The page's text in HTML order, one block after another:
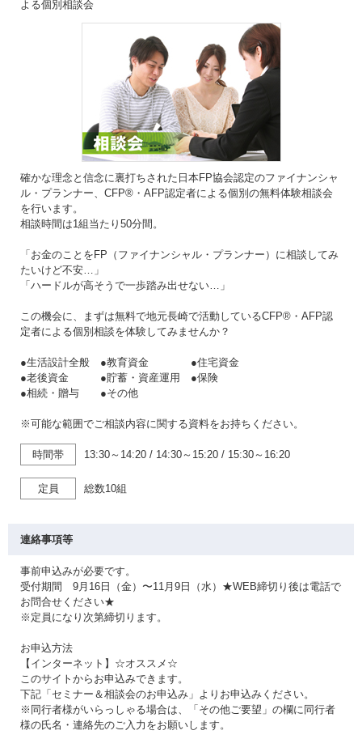
よる個別相談会
確かな理念と信念に裏打ちされた日本FP協会認定のファイナンシャ
ル・プランナー、CFP®・AFP認定者による個別の無料体験相談会
を行います。
相談時間は1組当たり50分間。
「お金のことをFP（ファイナンシャル・プランナー）に相談してみ
たいけど不安…」
「ハードルが高そうで一歩踏み出せない…」
この機会に、まずは無料で地元長崎で活動しているCFP®・AFP認
定者による個別相談を体験してみませんか？
●生活設計全般 ●教育資金 ●住宅資金
●老後資金 ●貯蓄・資産運用 ●保険
●相続・贈与 ●その他
※可能な範囲でご相談内容に関する資料をお持ちください。
時間帯 13:30～14:20 / 14:30～15:20 / 15:30～16:20
定員 総数10組
連絡事項等
事前申込みが必要です。
受付期間 9月16日（金）〜11月9日（水）★WEB締切り後は電話で
お問合せください★
※定員になり次第締切ります。
お申込方法
【インターネット】☆オススメ☆
このサイトからお申込みできます。
下記「セミナー＆相談会のお申込み」よりお申込みください。
※同行者様がいらっしゃる場合は、「その他ご要望」の欄に同行者
様の氏名・連絡先のご入力をお願いします。